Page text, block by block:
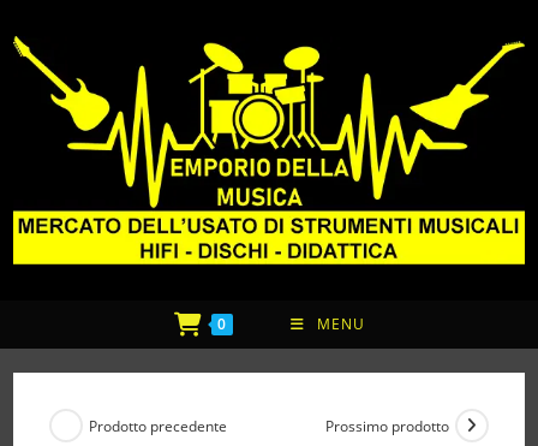
0 MENU
Prodotto precedente Prossimo prodotto